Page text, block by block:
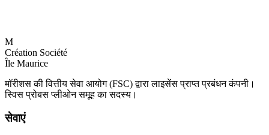
M
Création Société
Île Maurice
मॉरीशस की वित्तीय सेवा आयोग (FSC) द्वारा लाइसेंस प्राप्त प्रबंधन कंपनी।
स्विस प्रोबस प्लीओन समूह का सदस्य।
सेवाएं